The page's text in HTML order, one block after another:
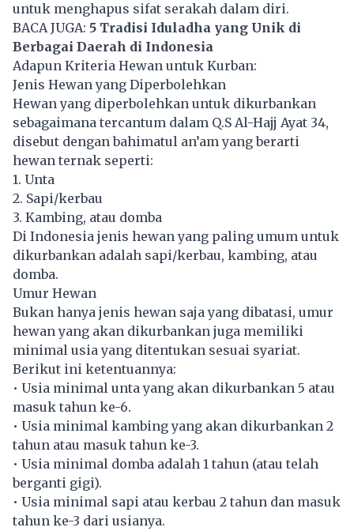
untuk menghapus sifat serakah dalam diri.
BACA JUGA: 5 Tradisi Iduladha yang Unik di
Berbagai Daerah di Indonesia
Adapun Kriteria Hewan untuk Kurban:
Jenis Hewan yang Diperbolehkan
Hewan yang diperbolehkan untuk dikurbankan
sebagaimana tercantum dalam Q.S Al-Hajj Ayat 34,
disebut dengan bahimatul an’am yang berarti
hewan ternak seperti:
1. Unta
2. Sapi/kerbau
3. Kambing, atau domba
Di Indonesia jenis hewan yang paling umum untuk
dikurbankan adalah sapi/kerbau, kambing, atau
domba.
Umur Hewan
Bukan hanya jenis hewan saja yang dibatasi, umur
hewan yang akan dikurbankan juga memiliki
minimal usia yang ditentukan sesuai syariat.
Berikut ini ketentuannya:
• Usia minimal unta yang akan dikurbankan 5 atau
masuk tahun ke-6.
• Usia minimal kambing yang akan dikurbankan 2
tahun atau masuk tahun ke-3.
• Usia minimal domba adalah 1 tahun (atau telah
berganti gigi).
• Usia minimal sapi atau kerbau 2 tahun dan masuk
tahun ke-3 dari usianya.